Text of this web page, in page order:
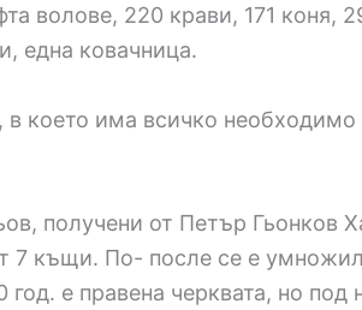
волове, 220 крави, 171 коня,
една ковачница.
което има всичко
получени от Петър Гьонков
7 къщи. По- после се е
е правена черквата, но под